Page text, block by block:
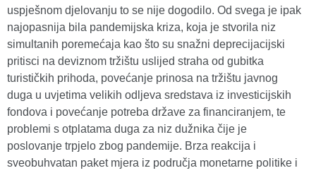
uspješnom djelovanju to se nije dogodilo. Od svega je ipak
najopasnija bila pandemijska kriza, koja je stvorila niz
simultanih poremećaja kao što su snažni deprecijacijski
pritisci na deviznom tržištu uslijed straha od gubitka
turističkih prihoda, povećanje prinosa na tržištu javnog
duga u uvjetima velikih odljeva sredstava iz investicijskih
fondova i povećanje potreba države za financiranjem, te
problemi s otplatama duga za niz dužnika čije je
poslovanje trpjelo zbog pandemije. Brza reakcija i
sveobuhvatan paket mjera iz područja monetarne politike i